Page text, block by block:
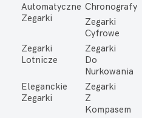
Automatyczne
Zegarki
Chronografy
Zegarki
Cyfrowe
Zegarki
Lotnicze
Zegarki
Do
Nurkowania
Eleganckie
Zegarki
Zegarki
Z
Kompasem